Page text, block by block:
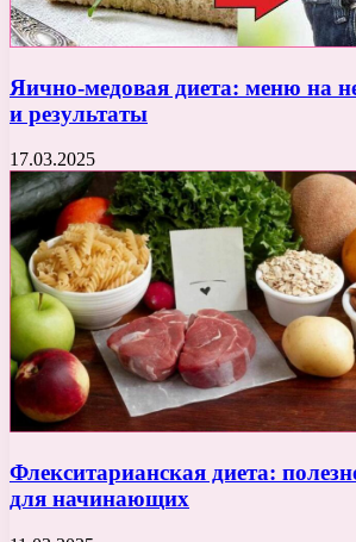
Яично-медовая диета: меню на
и результаты
17.03.2025
Флекситарианская диета:
для начинающих